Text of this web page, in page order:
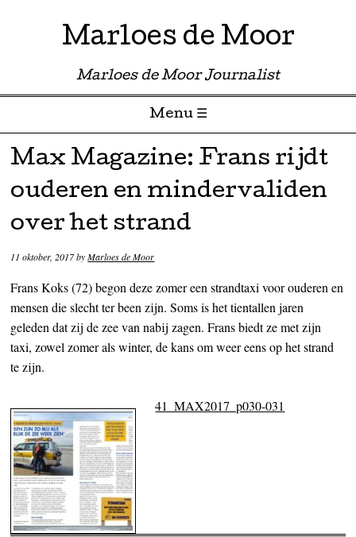
Marloes de Moor
Marloes de Moor Journalist
Menu ☰
Skip to content
Max Magazine: Frans rijdt
ouderen en mindervaliden
over het strand
11 oktober, 2017byMarloes de Moor
Frans Koks (72) begon deze zomer een strandtaxi voor ouderen en
mensen die slecht ter been zijn. Soms is het tientallen jaren
geleden dat zij de zee van nabij zagen. Frans biedt ze met zijn
taxi, zowel zomer als winter, de kans om weer eens op het strand
te zijn.
41_MAX2017_p030-031